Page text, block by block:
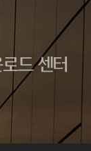
드 센터